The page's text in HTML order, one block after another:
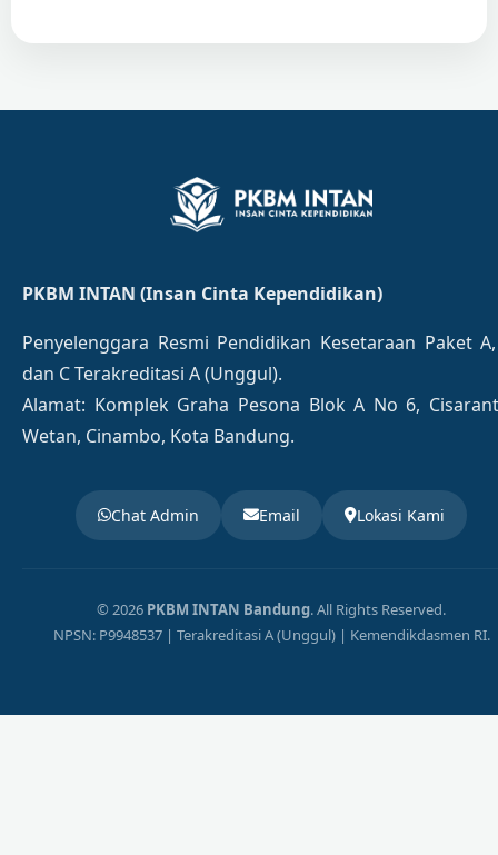
PKBM INTAN (Insan Cinta Kependidikan)
Penyelenggara Resmi Pendidikan Kesetaraan Paket
dan C Terakreditasi A (Unggul).
Alamat: Komplek Graha Pesona Blok A No 6,
Wetan, Cinambo, Kota Bandung.
Chat Admin Email Lokasi Kami
© 2026 PKBM INTAN Bandung. All Rights Reserved.
NPSN: P9948537 | Terakreditasi A (Unggul) | Kemendikdasmen RI.